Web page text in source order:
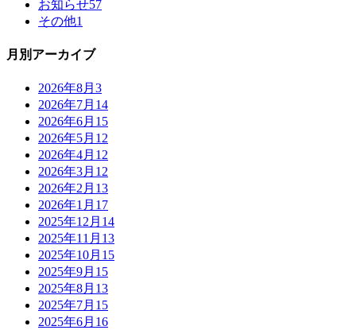
お知らせ57
その他1
月別アーカイブ
2026年8月 3
2026年7月 14
2026年6月 15
2026年5月 12
2026年4月 12
2026年3月 12
2026年2月 13
2026年1月 17
2025年12月 14
2025年11月 13
2025年10月 15
2025年9月 15
2025年8月 13
2025年7月 15
2025年6月 16